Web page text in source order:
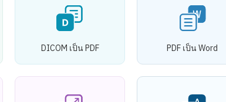
DICOM เป็น PDF PDF เป็น Word